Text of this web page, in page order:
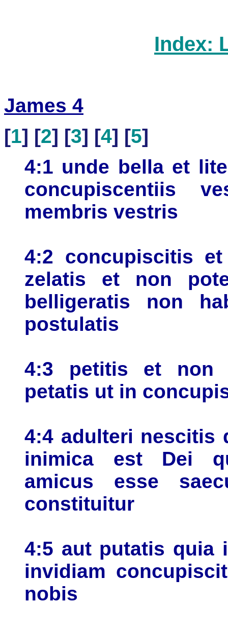
Index:
James 4
[1] [2] [3] [4] [5]
4:1 unde bella et
concupiscentiis
membris vestris
4:2 concupiscitis
zelatis et non
belligeratis non
postulatis
4:3 petitis et non
petatis ut in
4:4 adulteri nescitis
inimica est Dei
amicus esse
constituitur
4:5 aut putatis quia
invidiam
nobis